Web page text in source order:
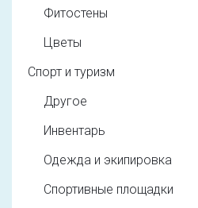
Фитостены
Цветы
Спорт и туризм
Другое
Инвентарь
Одежда и экипировка
Спортивные площадки